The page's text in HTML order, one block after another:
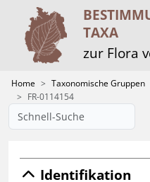
TAXA
zur Flora
Home Taxonomische Gruppen
FR-0114154
Identifikation